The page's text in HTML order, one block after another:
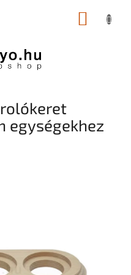
KOSÁR
egységekhez